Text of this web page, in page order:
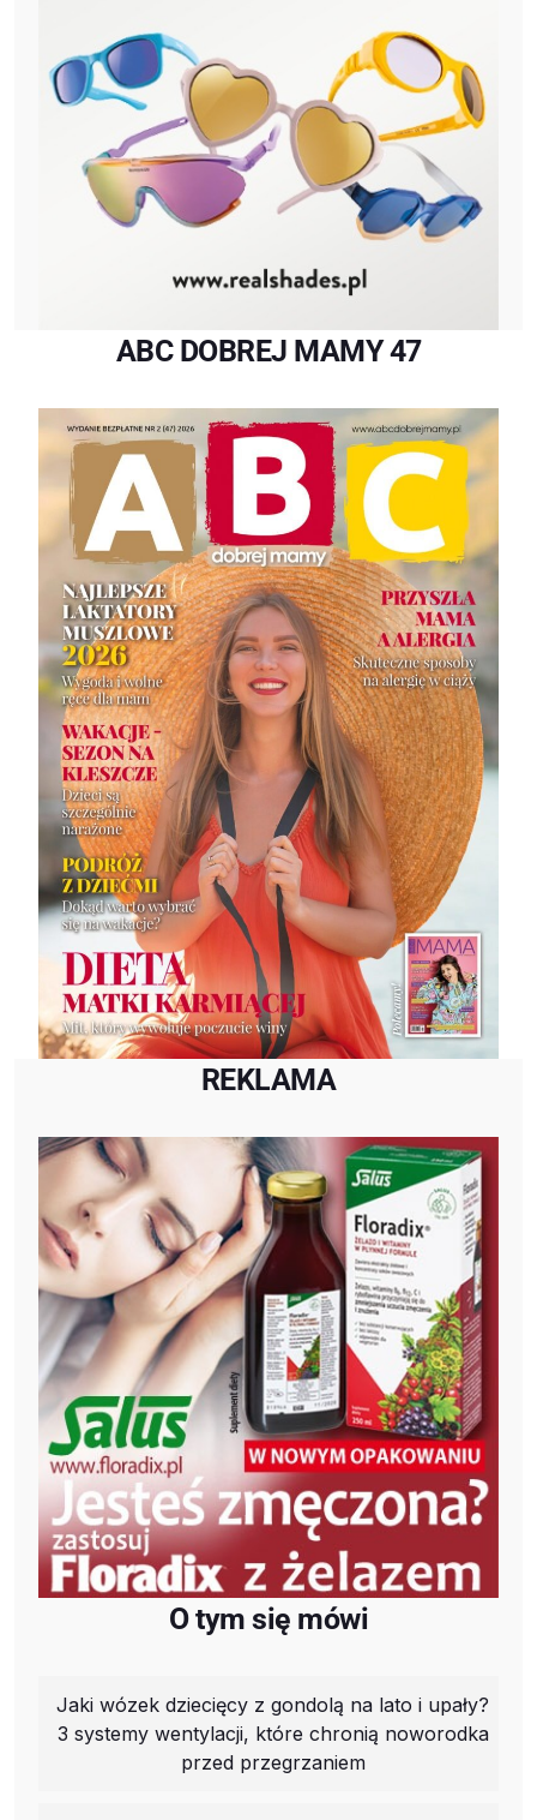
ABC DOBREJ MAMY 47
REKLAMA
O tym się mówi
Jaki wózek dziecięcy z gondolą na lato i upały?
3 systemy wentylacji, które chronią noworodka
przed przegrzaniem